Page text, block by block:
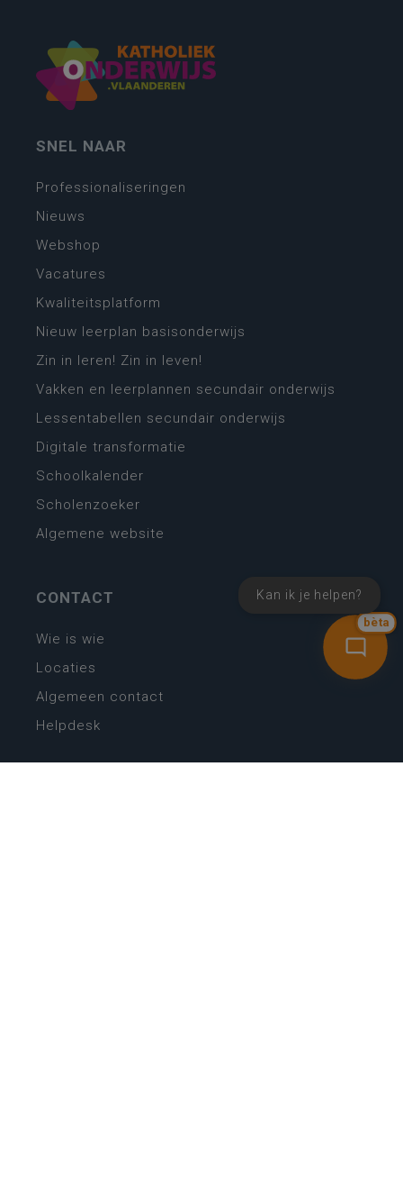
bèta
Kan ik je helpen?
SNEL NAAR
Professionaliseringen
Nieuws
Webshop
Vacatures
Kwaliteitsplatform
Nieuw leerplan basisonderwijs
Zin in leren! Zin in leven!
Vakken en leerplannen secundair onderwijs
Lessentabellen secundair onderwijs
Digitale transformatie
Schoolkalender
Scholenzoeker
Algemene website
CONTACT
Wie is wie
Locaties
Algemeen contact
Helpdesk